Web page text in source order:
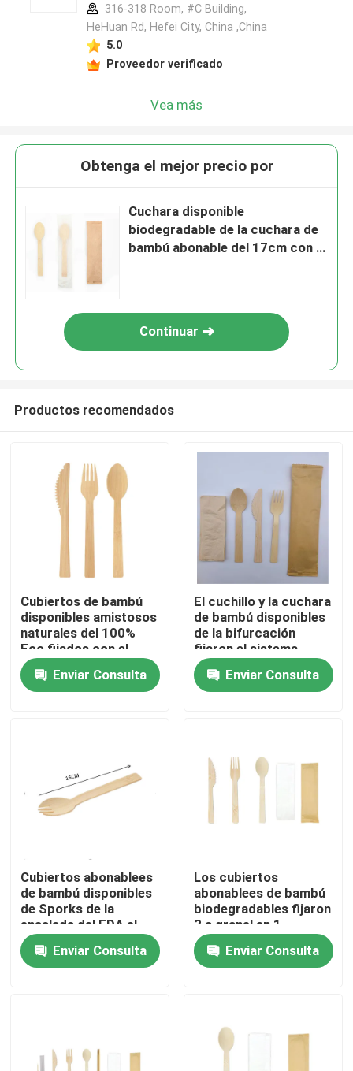
Inicio
Sobre nosotros
Utensilios de madera disponibles
Cubiertos de bambú disponibles
Cubiertos abonablees
Pinchos de bambú
Palillos de la agitación del café
316-318 Room, #C Building,
HeHuan Rd, Hefei City, China ,China
5.0
Proveedor verificado
Vea más
Obtenga el mejor precio por
Cuchara disponible
biodegradable de la cuchara de
bambú abonable del 17cm con la
Continuar
Productos recomendados
Cubiertos de bambú
disponibles amistosos
naturales del 100%
Eco fijados con el
bolso de la bolsa
Enviar Consulta
El cuchillo y la cuchara
de bambú disponibles
de la bifurcación
fijaron el sistema
degradable de los
cubiertos de
Induividual
Enviar Consulta
Cubiertos abonablees
de bambú disponibles
de Sporks de la
ensalada del FDA el
16cm para acampar
Enviar Consulta
Los cubiertos
abonablees de bambú
biodegradables fijaron
3 a granel en 1
Enviar Consulta